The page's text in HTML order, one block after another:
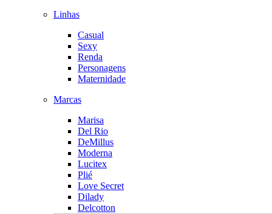
Linhas
Casual
Sexy
Renda
Personagens
Maternidade
Marcas
Marisa
Del Rio
DeMillus
Moderna
Lucitex
Plié
Love Secret
Dilady
Delcotton